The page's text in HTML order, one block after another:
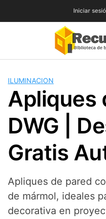
Iniciar
ILUMINACION
Apliques
DWG |
Gratis
Apliques de pared
de mármol, ideales
decorativa en